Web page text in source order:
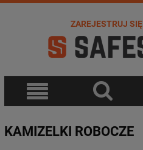
ZAREJESTRUJ SIĘ
KAMIZELKI ROBOCZE